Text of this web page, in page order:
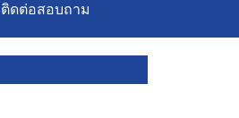
ติดต่อสอบถาม